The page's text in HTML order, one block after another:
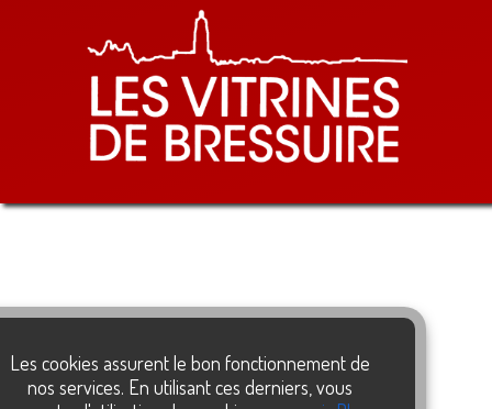
Les cookies assurent le bon fonctionnement de
nos services. En utilisant ces derniers, vous